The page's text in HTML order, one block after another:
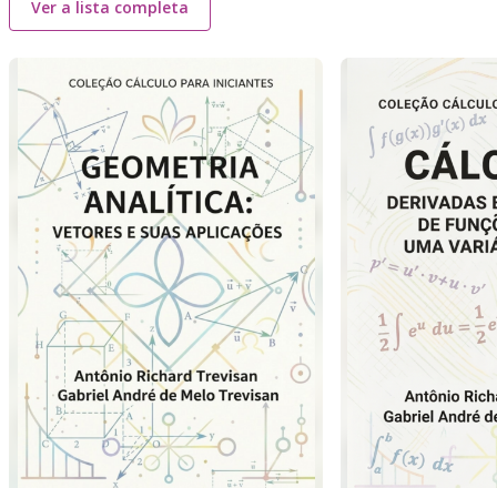
Ver a lista completa